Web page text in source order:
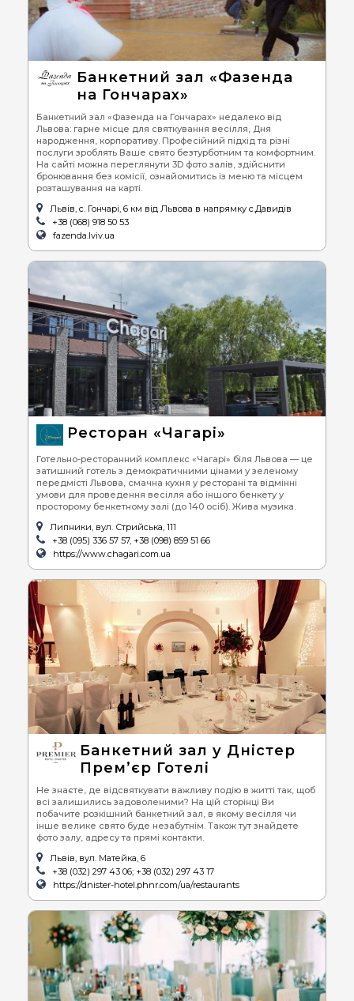
Банкетний зал «Фазенда
на Гончарах»
Банкетний зал «Фазенда на Гончарах» недалеко від
Львова: гарне місце для святкування весілля, Дня
народження, корпоративу. Професійний підхід та різні
послуги зроблять Ваше свято безтурботним та комфортним.
На сайті можна переглянути 3D фото залів, здійснити
бронювання без комісії, ознайомитись із меню та місцем
розташування на карті.
Львів, с. Гончарі, 6 км від Львова в напрямку с.Давидів
+38 (068) 918 50 53
fazenda.lviv.ua
Ресторан «Чагарі»
Готельно-ресторанний комплекс «Чагарі» біля Львова — це
затишний готель з демократичними цінами у зеленому
передмісті Львова, смачна кухня у ресторані та відмінні
умови для проведення весілля або іншого бенкету у
просторому бенкетному залі (до 140 осіб). Жива музика.
Липники, вул. Стрийська, 111
+38 (095) 336 57 57, +38 (098) 859 51 66
https://www.chagari.com.ua
Банкетний зал у Дністер
Прем’єр Готелі
Не знаєте, де відсвяткувати важливу подію в житті так, щоб
всі залишились задоволеними? На цій сторінці Ви
побачите розкішний банкетний зал, в якому весілля чи
інше велике свято буде незабутнім. Також тут знайдете
фото залу, адресу та прямі контакти.
Львів, вул. Матейка, 6
+38 (032) 297 43 06; +38 (032) 297 43 17
https://dnister-hotel.phnr.com/ua/restaurants